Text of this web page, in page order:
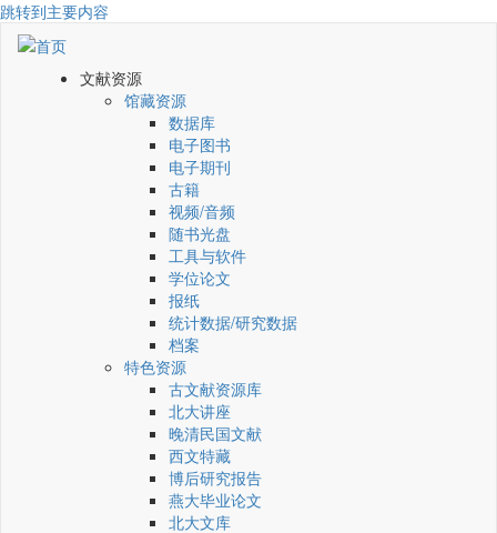
跳转到主要内容
文献资源
馆藏资源
数据库
电子图书
电子期刊
古籍
视频/音频
随书光盘
工具与软件
学位论文
报纸
统计数据/研究数据
档案
特色资源
古文献资源库
北大讲座
晚清民国文献
西文特藏
博后研究报告
燕大毕业论文
北大文库